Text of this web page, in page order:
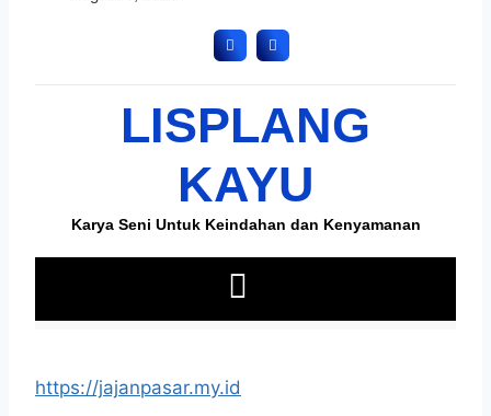
https://jajanpasar.my.id